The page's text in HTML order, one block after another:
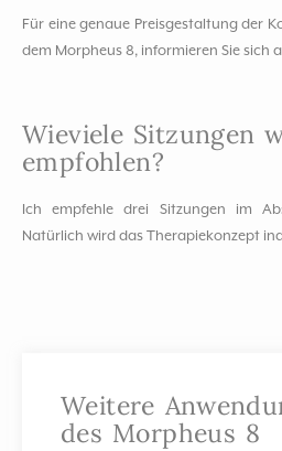
Für eine genaue Preisgestaltung der
dem Morpheus 8, informieren Sie sich
Wieviele Sitzungen
empfohlen?
Ich empfehle drei Sitzungen im
Natürlich wird das Therapiekonzept
Weitere
des Morpheus 8